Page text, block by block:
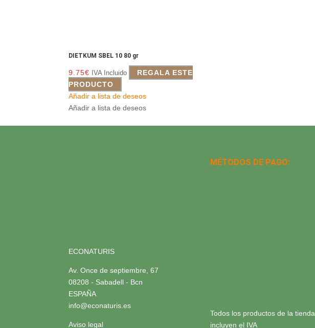
DIETKUM SBEL 10 80 gr
9.75€ IVA Incluido
REGALA ESTE
PRODUCTO
Añadir a lista de deseos
Añadir a lista de deseos
ECONATURIS
Av. Once de septiembre, 67
08208 - Sabadell - Bcn
ESPAÑA
info@econaturis.es
Aviso legal
MÉTODOS DE PAGO:
Todos los productos de la tienda
incluyen el IVA